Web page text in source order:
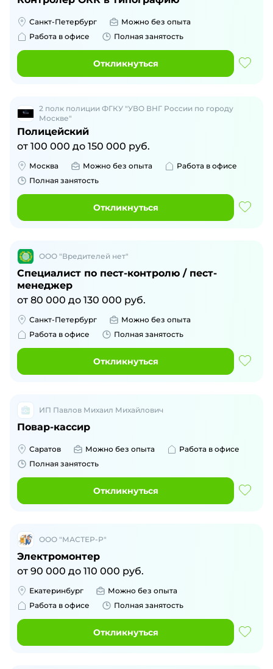
Санкт-Петербург
Можно без опыта
Работа в офисе
Полная занятость
Откликнуться
2 полк полиции ФГКУ "УВО ВНГ России по городу
Москве"
Полицейский
от 100 000 до 150 000 руб.
Москва Можно без опыта
Работа в офисе
Полная занятость
Откликнуться
ООО "Вредителей нет"
Специалист по пест-контролю / пест-
менеджер
от 80 000 до 130 000 руб.
Санкт-Петербург
Можно без опыта
Работа в офисе
Полная занятость
Откликнуться
ИП Павлов Михаил Михайлович
Повар-кассир
Саратов Можно без опыта
Работа в офисе
Полная занятость
Откликнуться
ООО "МАСТЕР-Р"
Электромонтер
от 90 000 до 110 000 руб.
Екатеринбург
Можно без опыта
Работа в офисе
Полная занятость
Откликнуться